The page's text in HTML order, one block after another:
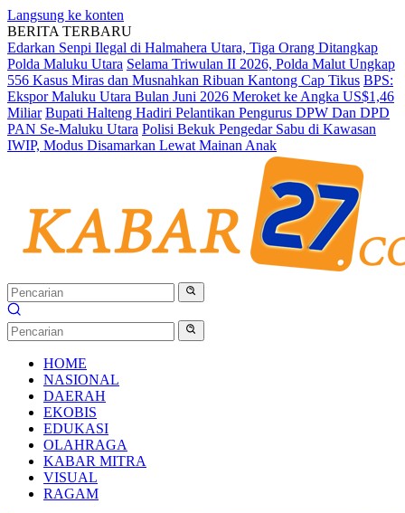
Langsung ke konten
BERITA TERBARU
Edarkan Senpi Ilegal di Halmahera Utara, Tiga Orang Ditangkap
Polda Maluku Utara Selama Triwulan II 2026, Polda Malut Ungkap
556 Kasus Miras dan Musnahkan Ribuan Kantong Cap Tikus BPS:
Ekspor Maluku Utara Bulan Juni 2026 Meroket ke Angka US$1,46
Miliar Bupati Halteng Hadiri Pelantikan Pengurus DPW Dan DPD
PAN Se-Maluku Utara Polisi Bekuk Pengedar Sabu di Kawasan
IWIP, Modus Disamarkan Lewat Mainan Anak
HOME
NASIONAL
DAERAH
EKOBIS
EDUKASI
OLAHRAGA
KABAR MITRA
VISUAL
RAGAM